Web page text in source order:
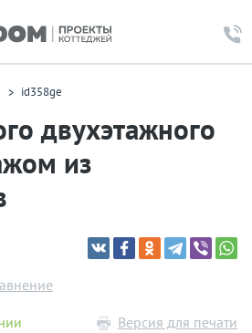
id358ge
двухэтажного
из
Версия для печати